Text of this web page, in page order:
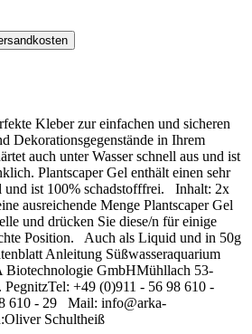
Kleber zur einfachen und sicheren
Dekorationsgegenstände in Ihrem
auch unter Wasser schnell aus und ist
Plantscaper Gel enthält einen sehr
und ist 100% schadstofffrei. Inhalt: 2x
ausreichende Menge Plantscaper Gel
und drücken Sie diese/n für einige
Position. Auch als Liquid und in 50g
Anleitung Süßwasseraquarium
Biotechnologie GmbHMühllach 53-
PegnitzTel: +49 (0)911 - 56 98 610 -
610 - 29 Mail: info@arka-
Schultheiß